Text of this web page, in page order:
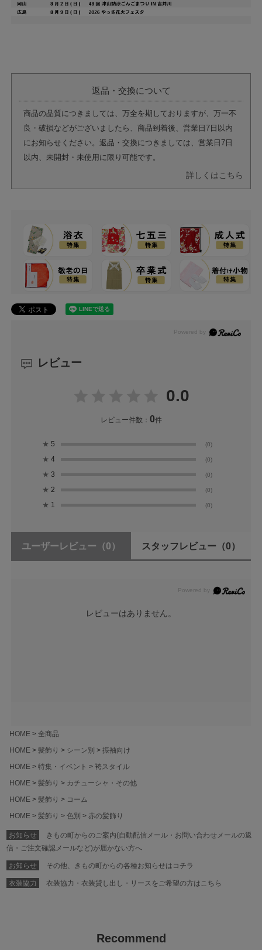
返品・交換について
商品の品質につきましては、万全を期しておりますが、万一不
良・破損などがございましたら、商品到着後、営業日7日以内
にお知らせください。返品・交換につきましては、営業日7日
以内、未開封・未使用に限り可能です。
詳しくはこちら
レビュー
0.0
レビュー件数： 0件
★ 5 (0)
★ 4 (0)
★ 3 (0)
★ 2 (0)
★ 1 (0)
ユーザーレビュー （0） スタッフレビュー （0）
レビューはありません。
HOME
全商品
HOME
髪飾り シーン別
振袖向け
HOME
特集・イベント
袴スタイル
HOME
髪飾り
カチューシャ・その他
HOME
髪飾り
コーム
HOME
髪飾り 色別 赤の髪飾り
お知らせ
きもの町からのご案内(自動配信メール・お問い合わせメールの返
信・ご注文確認メールなど)が届かない方へ
お知らせ その他、きもの町からの各種お知らせはコチラ
衣装協力 衣装協力・衣装貸し出し・リースをご希望の方はこちら
Recommend